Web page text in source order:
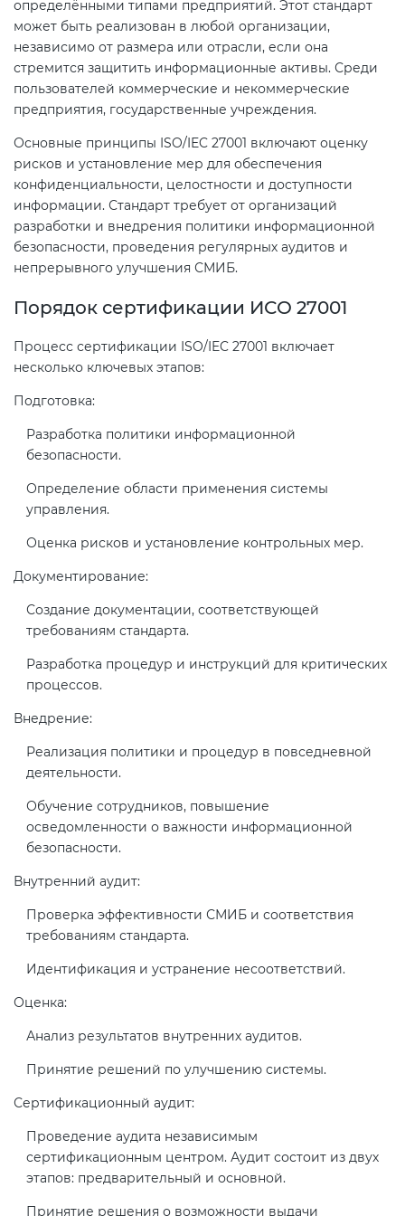
определёнными типами предприятий. Этот стандарт
может быть реализован в любой организации,
независимо от размера или отрасли, если она
стремится защитить информационные активы. Среди
пользователей коммерческие и некоммерческие
предприятия, государственные учреждения.
Основные принципы ISO/IEC 27001 включают оценку
рисков и установление мер для обеспечения
конфиденциальности, целостности и доступности
информации. Стандарт требует от организаций
разработки и внедрения политики информационной
безопасности, проведения регулярных аудитов и
непрерывного улучшения СМИБ.
Порядок сертификации ИСО 27001
Процесс сертификации ISO/IEC 27001 включает
несколько ключевых этапов:
Подготовка:
Разработка политики информационной
безопасности.
Определение области применения системы
управления.
Оценка рисков и установление контрольных мер.
Документирование:
Создание документации, соответствующей
требованиям стандарта.
Разработка процедур и инструкций для критических
процессов.
Внедрение:
Реализация политики и процедур в повседневной
деятельности.
Обучение сотрудников, повышение
осведомленности о важности информационной
безопасности.
Внутренний аудит:
Проверка эффективности СМИБ и соответствия
требованиям стандарта.
Идентификация и устранение несоответствий.
Оценка:
Анализ результатов внутренних аудитов.
Принятие решений по улучшению системы.
Сертификационный аудит:
Проведение аудита независимым
сертификационным центром. Аудит состоит из двух
этапов: предварительный и основной.
Принятие решения о возможности выдачи
Сертификация спортивных
товаров
Сертификация ресурсов
Остальное
Декларация ТР ТС
Декларирование косметики (ТР
Декларирование оборудования
по схеме 5Д (ТР ТС 010)
Декларирование пищевой
продукции (ТР ТС 021)
продукции (ТР ЕАЭС 047)
Декларирование
совместимости (ТР ТС 020)
Сертификация детских товаров
(ТР ТС 007)
Сертификация товаров легкой
оборудования (ТР ТС 010)
Сертификация средств
Действующие технические
регламенты